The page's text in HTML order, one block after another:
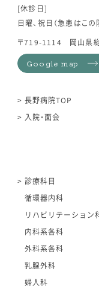
[休診日]
日曜、祝日（急患はこの
〒719-1114 岡山県
Google map
長野病院TOP
入院・面会
診療科目
循環器内科
リハビリテーション
内科系各科
外科系各科
乳腺外科
婦人科